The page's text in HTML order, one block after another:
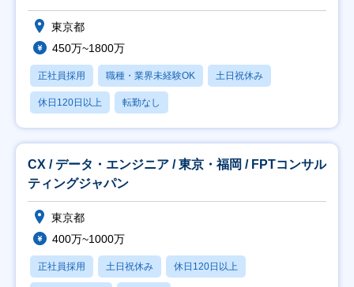
東京都
450万~1800万
正社員採用 職種・業界未経験OK 土日祝休み
休日120日以上 転勤なし
CX / データ・エンジニア / 東京・福岡 / FPTコンサル
ティングジャパン
東京都
400万~1000万
正社員採用 土日祝休み 休日120日以上